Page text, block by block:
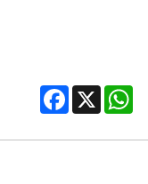
Facebook
X